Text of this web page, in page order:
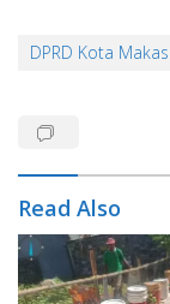
DPRD Kota
Read Also